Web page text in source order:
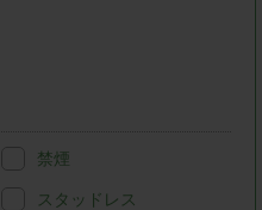
禁煙
スタッドレス